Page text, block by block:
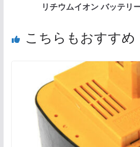
リチウムイオン バッテリ
こちらもおすすめ